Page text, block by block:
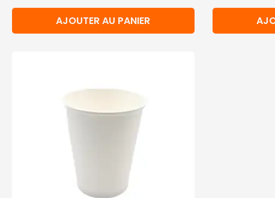
AJOUTER AU PANIER